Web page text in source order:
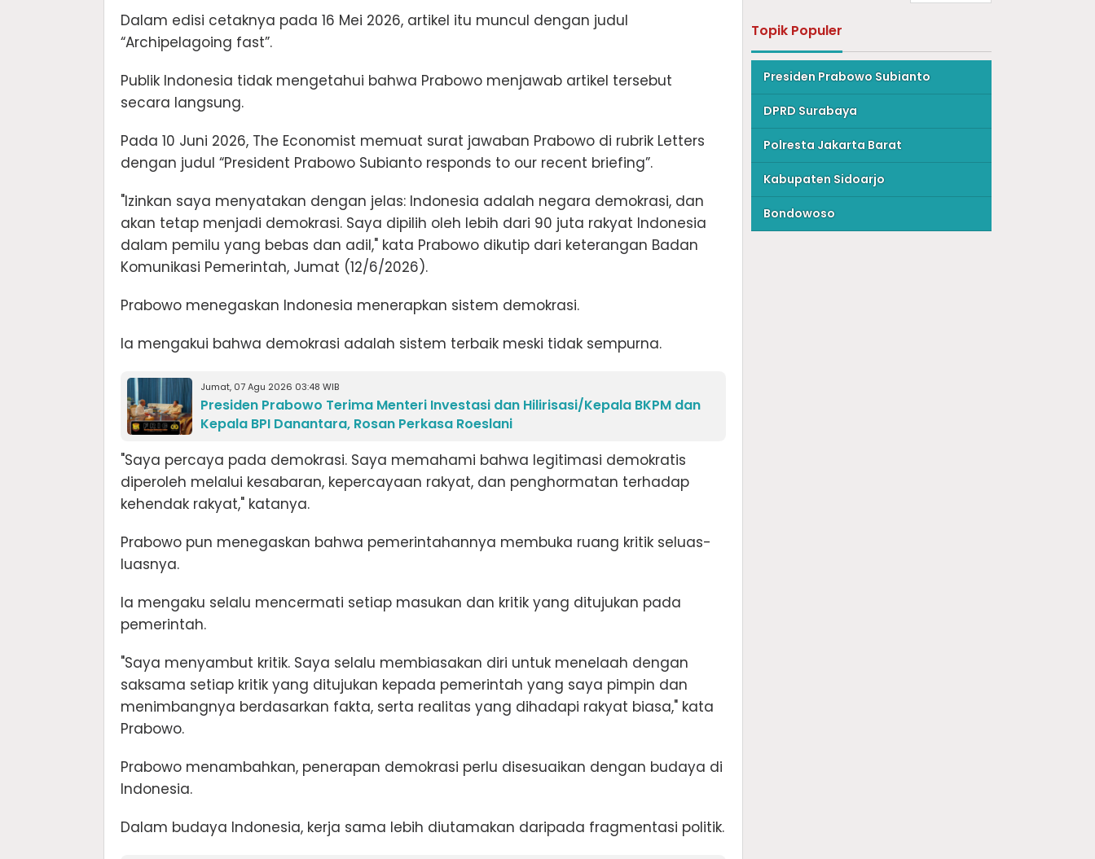
Dalam edisi cetaknya pada 16 Mei 2026, artikel itu muncul dengan judul
“Archipelagoing fast”.
Publik Indonesia tidak mengetahui bahwa Prabowo menjawab artikel tersebut
secara langsung.
Pada 10 Juni 2026, The Economist memuat surat jawaban Prabowo di rubrik Letters
dengan judul “President Prabowo Subianto responds to our recent briefing”.
"Izinkan saya menyatakan dengan jelas: Indonesia adalah negara demokrasi, dan
akan tetap menjadi demokrasi. Saya dipilih oleh lebih dari 90 juta rakyat Indonesia
dalam pemilu yang bebas dan adil," kata Prabowo dikutip dari keterangan Badan
Komunikasi Pemerintah, Jumat (12/6/2026).
Prabowo menegaskan Indonesia menerapkan sistem demokrasi.
Ia mengakui bahwa demokrasi adalah sistem terbaik meski tidak sempurna.
Jumat, 07 Agu 2026 03:48 WIB
Presiden Prabowo Terima Menteri Investasi dan Hilirisasi/Kepala BKPM dan
Kepala BPI Danantara, Rosan Perkasa Roeslani
"Saya percaya pada demokrasi. Saya memahami bahwa legitimasi demokratis
diperoleh melalui kesabaran, kepercayaan rakyat, dan penghormatan terhadap
kehendak rakyat," katanya.
Prabowo pun menegaskan bahwa pemerintahannya membuka ruang kritik seluas-
luasnya.
Ia mengaku selalu mencermati setiap masukan dan kritik yang ditujukan pada
pemerintah.
"Saya menyambut kritik. Saya selalu membiasakan diri untuk menelaah dengan
saksama setiap kritik yang ditujukan kepada pemerintah yang saya pimpin dan
menimbangnya berdasarkan fakta, serta realitas yang dihadapi rakyat biasa," kata
Prabowo.
Prabowo menambahkan, penerapan demokrasi perlu disesuaikan dengan budaya di
Indonesia.
Dalam budaya Indonesia, kerja sama lebih diutamakan daripada fragmentasi politik.
Topik Populer
Presiden Prabowo Subianto
DPRD Surabaya
Polresta Jakarta Barat
Kabupaten Sidoarjo
Bondowoso